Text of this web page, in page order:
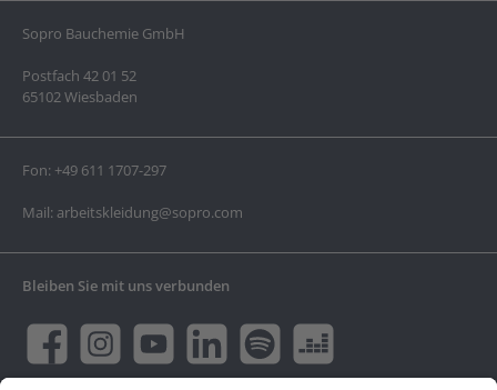
Sopro Bauchemie GmbH
Postfach 42 01 52
65102 Wiesbaden
Fon: +49 611 1707-297
Mail: arbeitskleidung@sopro.com
Bleiben Sie mit uns verbunden
Facebook InstagramYouTube LinkedIn twt.widget.communities.spotify.name